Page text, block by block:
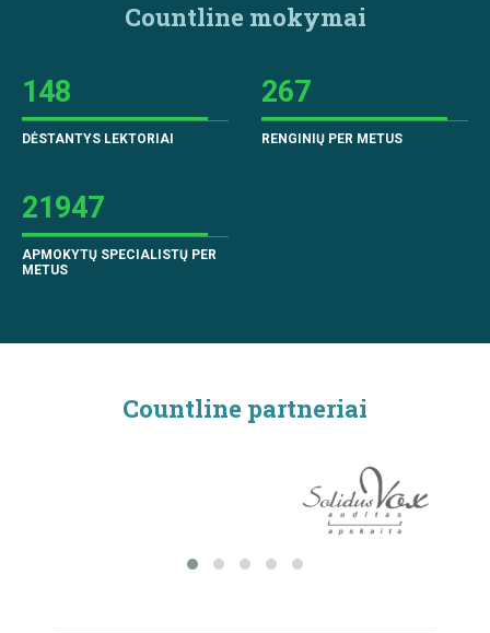
Countline mokymai
148
DĖSTANTYS LEKTORIAI
267
RENGINIŲ PER METUS
21947
APMOKYTŲ SPECIALISTŲ PER
METUS
Countline partneriai